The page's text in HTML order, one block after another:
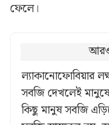
ফেলে।
ল্যাকানোফোবিয়ার
সবজি দেখলেই
কিছু মানুষ সবজি